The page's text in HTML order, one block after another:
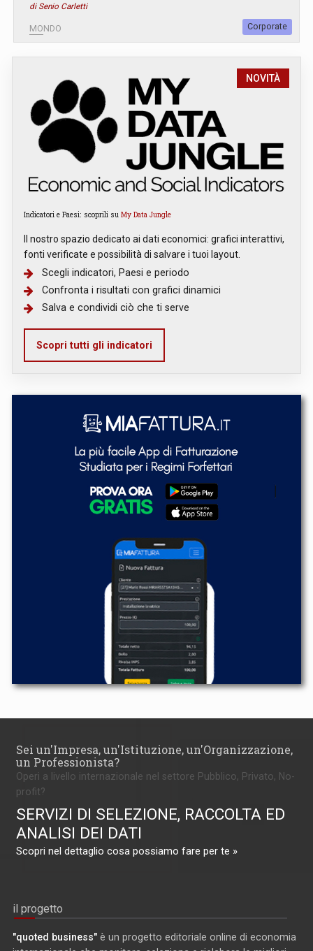
di Senio Carletti
MONDO Corporate
NOVITÀ
Indicatori e Paesi: scoprili su My Data Jungle
Il nostro spazio dedicato ai dati economici: grafici interattivi,
fonti verificate e possibilità di salvare i tuoi layout.
Scegli indicatori, Paesi e periodo
Confronta i risultati con grafici dinamici
Salva e condividi ciò che ti serve
Scopri tutti gli indicatori
Sei un'Impresa, un'Istituzione, un'Organizzazione,
un Professionista?
Operi a livello internazionale nel settore Pubblico, Privato, No-
profit?
SERVIZI DI SELEZIONE, RACCOLTA ED
ANALISI DEI DATI
Scopri nel dettaglio cosa possiamo fare per te »
il progetto
"quoted business" è un progetto editoriale online di economia